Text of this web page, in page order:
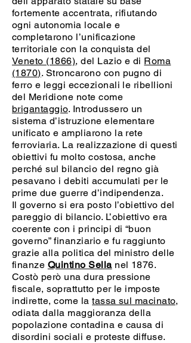
fortemente accentrata, rifiutando
ogni autonomia locale e
completarono l’unificazione
territoriale con la conquista del
Veneto (1866), del Lazio e di Roma
(1870). Stroncarono con pugno di
ferro e leggi eccezionali le ribellioni
del Meridione note come
brigantaggio. Introdussero un
sistema d’istruzione elementare
unificato e ampliarono la rete
ferroviaria. La realizzazione di questi
obiettivi fu molto costosa, anche
perché sul bilancio del regno già
pesavano i debiti accumulati per le
prime due guerre d’indipendenza.
Il governo si era posto l’obiettivo del
pareggio di bilancio. L’obiettivo era
coerente con i principi di “buon
governo” finanziario e fu raggiunto
grazie alla politica del ministro delle
finanze Quintino Sella nel 1876.
Costò però una dura pressione
fiscale, soprattutto per le imposte
indirette, come latassa sul macinato,
odiata dalla maggioranza della
popolazione contadina e causa di
disordini sociali e proteste diffuse.